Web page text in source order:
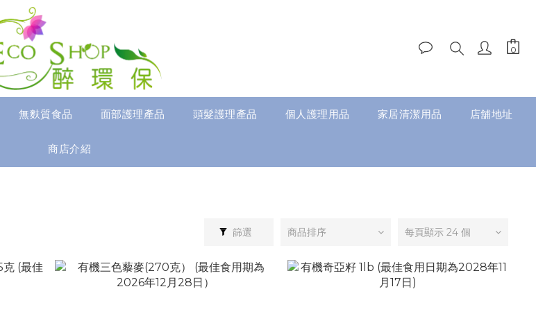
無麩質食品 面部護理產品 頭髮護理產品 個人護理用品 家居清潔用品 店舖地址
商店介紹
篩選 商品排序 每頁顯示 24 個